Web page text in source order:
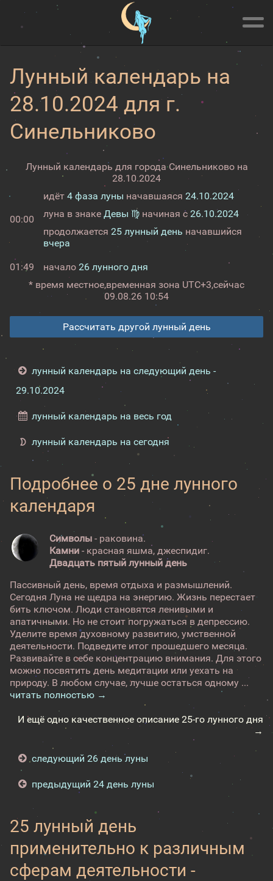
Лунный календарь на
28.10.2024 для г.
Синельниково
Лунный календарь для города Синельниково на
28.10.2024
00:00
идёт 4 фаза луны начавшаяся 24.10.2024
луна в знаке Девы ♍ начиная с 26.10.2024
продолжается 25 лунный день начавшийся
вчера
01:49 начало 26 лунного дня
* время местное,временная зона UTC+3,сейчас
09.08.26 10:54
Рассчитать другой лунный день
лунный календарь на следующий день -
29.10.2024
лунный календарь на весь год
лунный календарь на сегодня
Подробнее о 25 дне лунного
календаря
Символы - раковина.
Камни - красная яшма, джеспидиг.
Двадцать пятый лунный день
Пассивный день, время отдыха и размышлений.
Сегодня Луна не щедра на энергию. Жизнь перестает
бить ключом. Люди становятся ленивыми и
апатичными. Но не стоит погружаться в депрессию.
Уделите время духовному развитию, умственной
деятельности. Подведите итог прошедшего месяца.
Развивайте в себе концентрацию внимания. Для этого
можно посвятить день медитации или уехать на
природу. В любом случае, лучше остаться одному ...
читать полностью →
И ещё одно качественное описание 25-го лунного дня
→
следующий 26 день луны
предыдущий 24 день луны
25 лунный день
применительно к различным
сферам деятельности -